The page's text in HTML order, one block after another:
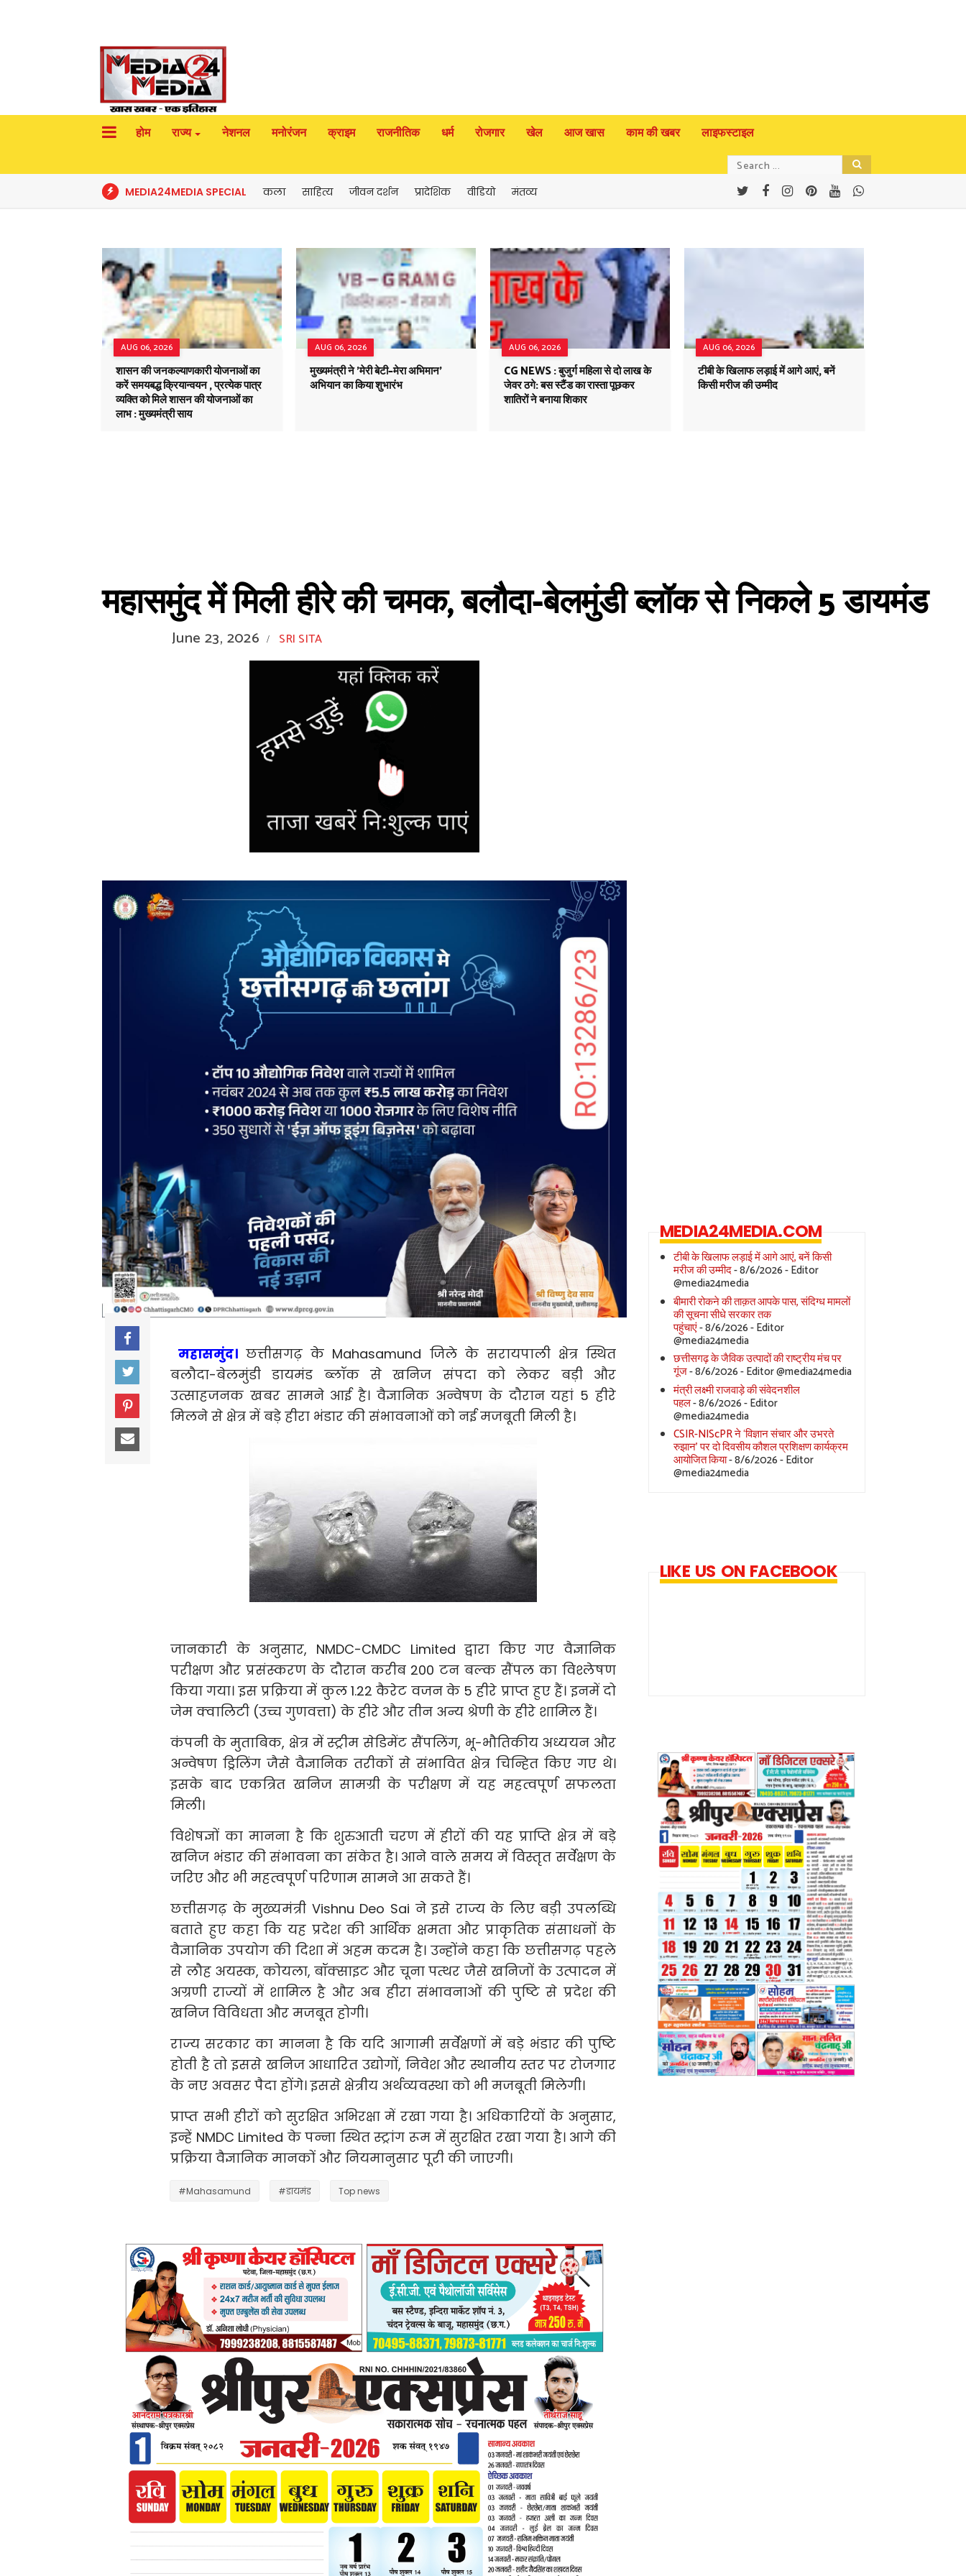
होम राज्य नेशनल मनोरंजन क्राइम राजनीतिक धर्म रोजगार खेल आज खास काम की खबर लाइफस्टाइल
MEDIA24MEDIA SPECIAL कला साहित्य जीवन दर्शन प्रादेशिक वीडियो मंतव्य
AUG 06, 2026
शासन की जनकल्याणकारी योजनाओं का
करें समयबद्ध क्रियान्वयन , प्रत्येक पात्र
व्यक्ति को मिले शासन की योजनाओं का
लाभ : मुख्यमंत्री साय
AUG 06, 2026
मुख्यमंत्री ने 'मेरी बेटी–मेरा अभिमान'
अभियान का किया शुभारंभ
AUG 06, 2026
CG NEWS : बुजुर्ग महिला से दो लाख के
जेवर ठगे: बस स्टैंड का रास्ता पूछकर
शातिरों ने बनाया शिकार
AUG 06, 2026
टीबी के खिलाफ लड़ाई में आगे आएं, बनें
किसी मरीज की उम्मीद
महासमुंद में मिली हीरे की चमक, बलौदा-बेलमुंडी ब्लॉक से निकले 5 डायमंड
June 23, 2026 / SRI SITA
महासमुंद। छत्तीसगढ़ के Mahasamund जिले के सरायपाली क्षेत्र स्थित
बलौदा-बेलमुंडी डायमंड ब्लॉक से खनिज संपदा को लेकर बड़ी और
उत्साहजनक खबर सामने आई है। वैज्ञानिक अन्वेषण के दौरान यहां 5 हीरे
मिलने से क्षेत्र में बड़े हीरा भंडार की संभावनाओं को नई मजबूती मिली है।
जानकारी के अनुसार, NMDC-CMDC Limited द्वारा किए गए वैज्ञानिक
परीक्षण और प्रसंस्करण के दौरान करीब 200 टन बल्क सैंपल का विश्लेषण
किया गया। इस प्रक्रिया में कुल 1.22 कैरेट वजन के 5 हीरे प्राप्त हुए हैं। इनमें दो
जेम क्वालिटी (उच्च गुणवत्ता) के हीरे और तीन अन्य श्रेणी के हीरे शामिल हैं।
कंपनी के मुताबिक, क्षेत्र में स्ट्रीम सेडिमेंट सैंपलिंग, भू-भौतिकीय अध्ययन और
अन्वेषण ड्रिलिंग जैसे वैज्ञानिक तरीकों से संभावित क्षेत्र चिन्हित किए गए थे।
इसके बाद एकत्रित खनिज सामग्री के परीक्षण में यह महत्वपूर्ण सफलता
मिली।
विशेषज्ञों का मानना है कि शुरुआती चरण में हीरों की यह प्राप्ति क्षेत्र में बड़े
खनिज भंडार की संभावना का संकेत है। आने वाले समय में विस्तृत सर्वेक्षण के
जरिए और भी महत्वपूर्ण परिणाम सामने आ सकते हैं।
छत्तीसगढ़ के मुख्यमंत्री Vishnu Deo Sai ने इसे राज्य के लिए बड़ी उपलब्धि
बताते हुए कहा कि यह प्रदेश की आर्थिक क्षमता और प्राकृतिक संसाधनों के
वैज्ञानिक उपयोग की दिशा में अहम कदम है। उन्होंने कहा कि छत्तीसगढ़ पहले
से लौह अयस्क, कोयला, बॉक्साइट और चूना पत्थर जैसे खनिजों के उत्पादन में
अग्रणी राज्यों में शामिल है और अब हीरा संभावनाओं की पुष्टि से प्रदेश की
खनिज विविधता और मजबूत होगी।
राज्य सरकार का मानना है कि यदि आगामी सर्वेक्षणों में बड़े भंडार की पुष्टि
होती है तो इससे खनिज आधारित उद्योगों, निवेश और स्थानीय स्तर पर रोजगार
के नए अवसर पैदा होंगे। इससे क्षेत्रीय अर्थव्यवस्था को भी मजबूती मिलेगी।
प्राप्त सभी हीरों को सुरक्षित अभिरक्षा में रखा गया है। अधिकारियों के अनुसार,
इन्हें NMDC Limited के पन्ना स्थित स्ट्रांग रूम में सुरक्षित रखा गया है। आगे की
प्रक्रिया वैज्ञानिक मानकों और नियमानुसार पूरी की जाएगी।
#Mahasamund #डायमंड Top news
MEDIA24MEDIA.COM
टीबी के खिलाफ लड़ाई में आगे आएं, बनें किसी
मरीज की उम्मीद- 8/6/2026- Editor
@media24media
बीमारी रोकने की ताक़त आपके पास, संदिग्ध मामलों
की सूचना सीधे सरकार तक
पहुंचाएं- 8/6/2026- Editor
@media24media
छत्तीसगढ़ के जैविक उत्पादों की राष्ट्रीय मंच पर
गूंज- 8/6/2026- Editor @media24media
मंत्री लक्ष्मी राजवाड़े की संवेदनशील
पहल- 8/6/2026- Editor
@media24media
CSIR-NIScPR ने ‘विज्ञान संचार और उभरते
रुझान’ पर दो दिवसीय कौशल प्रशिक्षण कार्यक्रम
आयोजित किया- 8/6/2026- Editor
@media24media
LIKE US ON FACEBOOK